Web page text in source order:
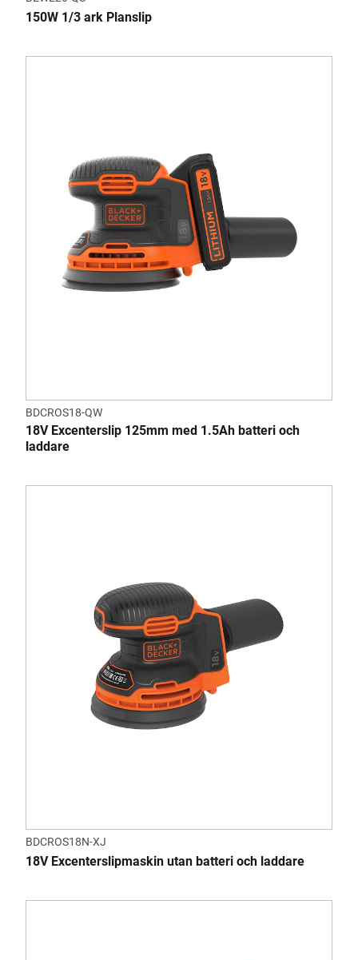
150W 1/3 ark Planslip
BDCROS18-QW
18V Excenterslip 125mm med 1.5Ah batteri och
laddare
BDCROS18N-XJ
18V Excenterslipmaskin utan batteri och laddare